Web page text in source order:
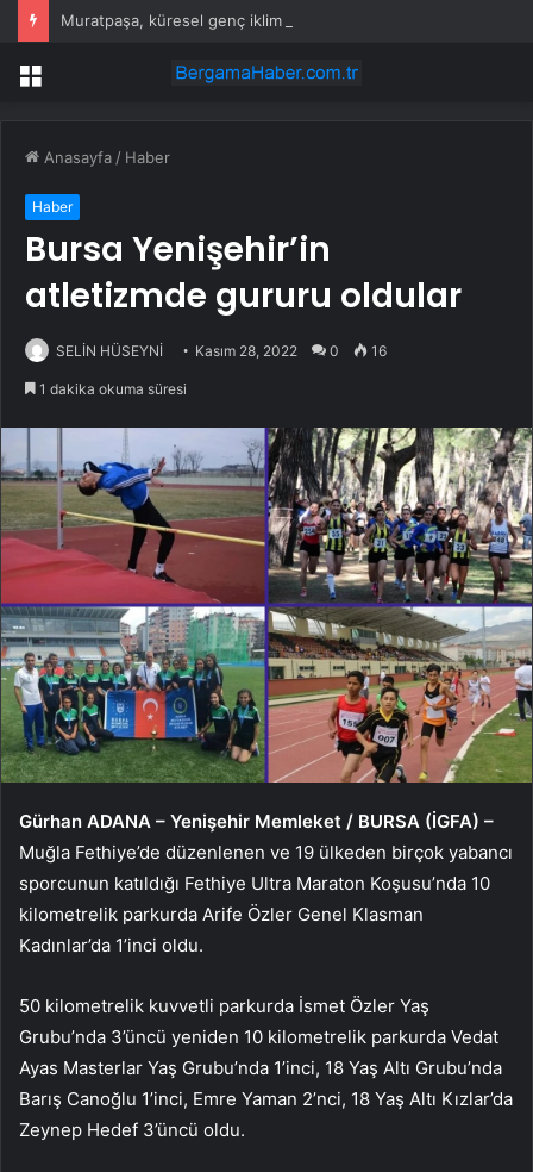
Muratpaşa, küresel genç iklim ağına katıldı
Menü
Anasayfa / Haber
Haber
Bursa Yenişehir’in
atletizmde gururu oldular
SELİN HÜSEYNİ Kasım 28, 2022 0 16
1 dakika okuma süresi
Gürhan ADANA – Yenişehir Memleket / BURSA (İGFA) –
Muğla Fethiye’de düzenlenen ve 19 ülkeden birçok yabancı
sporcunun katıldığı Fethiye Ultra Maraton Koşusu’nda 10
kilometrelik parkurda Arife Özler Genel Klasman
Kadınlar’da 1’inci oldu.
50 kilometrelik kuvvetli parkurda İsmet Özler Yaş
Grubu’nda 3’üncü yeniden 10 kilometrelik parkurda Vedat
Ayas Masterlar Yaş Grubu’nda 1’inci, 18 Yaş Altı Grubu’nda
Barış Canoğlu 1’inci, Emre Yaman 2’nci, 18 Yaş Altı Kızlar’da
Zeynep Hedef 3’üncü oldu.